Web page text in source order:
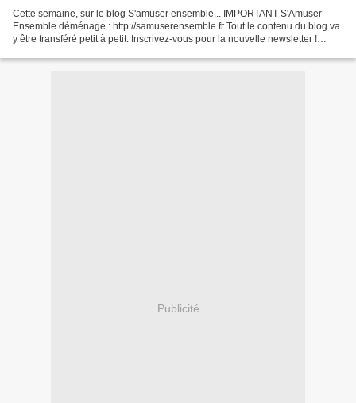
Cette semaine, sur le blog S'amuser ensemble... IMPORTANT S'Amuser
Ensemble déménage : http://samuserensemble.fr Tout le contenu du blog va
y être transféré petit à petit. Inscrivez-vous pour la nouvelle newsletter !
Publicité